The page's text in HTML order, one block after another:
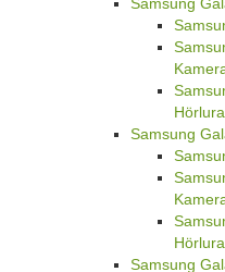
Samsung
Samsung
Samsung